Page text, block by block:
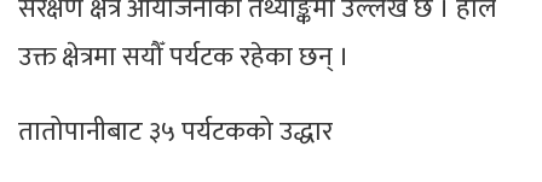
संरक्षण क्षेत्र आयोजनाको तथ्याङ्कमा उल्लेख छ । हाल
उक्त क्षेत्रमा सयौँ पर्यटक रहेका छन् ।
तातोपानीबाट ३५ पर्यटकको उद्धार